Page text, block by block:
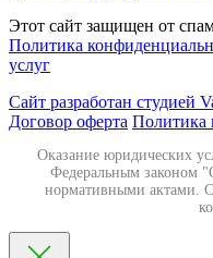
Этот сайт защищен от
Политика
услуг
Сайт разработан студией
Договор оферта Политика
Оказание юридических
Федеральным законом
нормативными актами.